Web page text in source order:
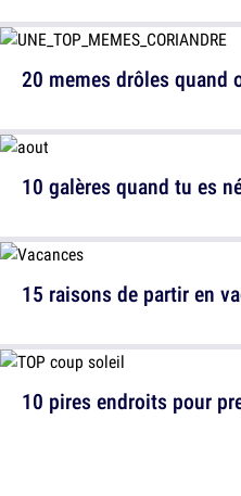
20 memes drôles quand
15 raisons de partir en
10 galères quand tu es
10 pires endroits pour